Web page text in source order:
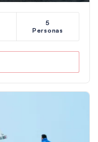
5
Personas